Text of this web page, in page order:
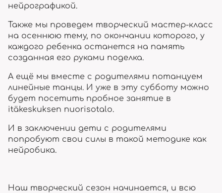
нейрографикой.
Также мы проведем творческий мастер-класс
на осеннюю тему, по окончании которого, у
каждого ребенка останется на память
созданная его руками поделка.
А ещё мы вместе с родителями потанцуем
линейные танцы. И уже в эту субботу можно
будет посетить пробное занятие в
itäkeskuksen nuorisotalo.
И в заключении дети с родителями
попробуют свои силы в такой методике как
нейробика.
Наш творческий сезон начинается, и всю